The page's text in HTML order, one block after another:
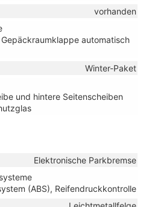
vorhanden
automatisch
Winter-Paket
und hintere Seitenscheiben
Elektronische Parkbremse
(ABS), Reifendruckkontrolle